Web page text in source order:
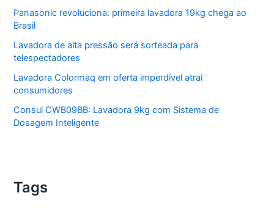
Panasonic revoluciona: primeira lavadora 19kg chega ao
Brasil
Lavadora de alta pressão será sorteada para
telespectadores
Lavadora Colormaq em oferta imperdível atrai
consumidores
Consul CWB09BB: Lavadora 9kg com Sistema de
Dosagem Inteligente
Tags